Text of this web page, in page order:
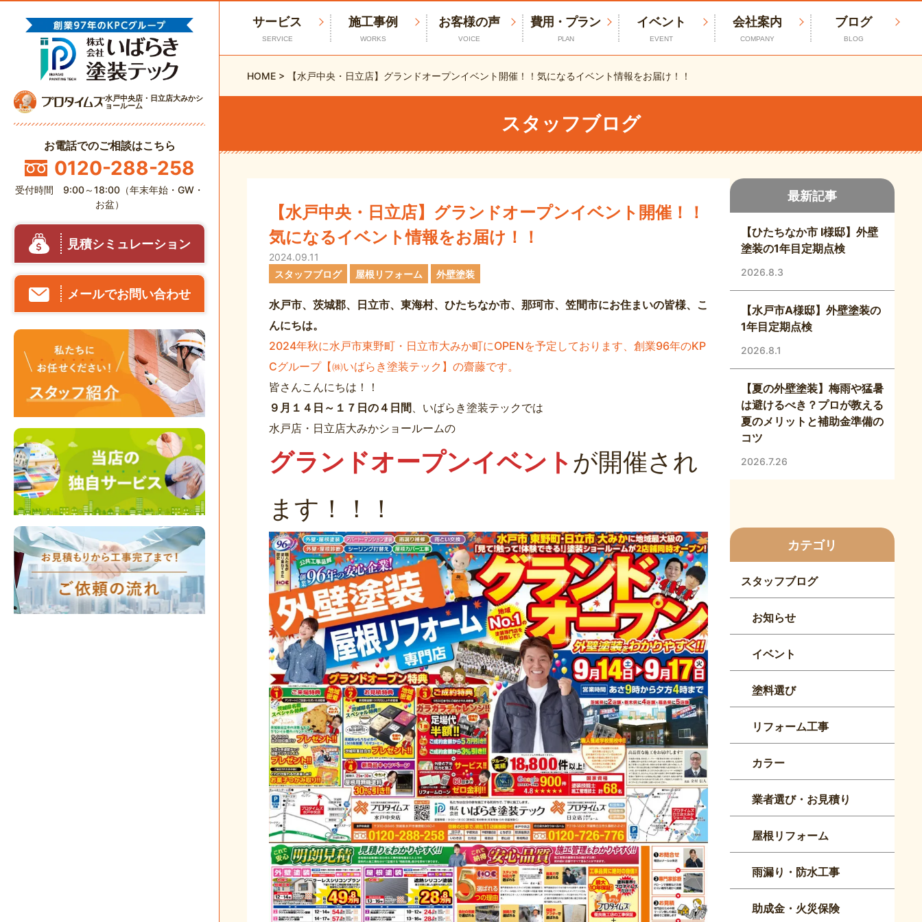
水戸中央店・日立店大みかシ
ョールーム
お電話でのご相談はこちら
0120-288-258
受付時間 9:00～18:00（年末年始・GW・
お盆）
見積シミュレーション
メールでお問い合わせ
サービス
SERVICE
施工事例
WORKS
お客様の声
VOICE
費用・プラン
PLAN
イベント
EVENT
会社案内
COMPANY
ブログ
BLOG
HOME > 【水戸中央・日立店】グランドオープンイベント開催！！気になるイベント情報をお届け！！
スタッフブログ
【水戸中央・日立店】グランドオープンイベント開催！！
気になるイベント情報をお届け！！
2024.09.11
スタッフブログ
屋根リフォーム 外壁塗装
水戸市、茨城郡、日立市、東海村、ひたちなか市、那珂市、笠間市にお住まいの皆様、こ
んにちは。
2024年秋に水戸市東野町・日立市大みか町にOPENを予定しております、創業96年のKP
Cグループ【㈱いばらき塗装テック】の齋藤です。
皆さんこんにちは！！
９月１４日～１７日の４日間 、いばらき塗装テックでは
水戸店・日立店大みかショールームの
グランドオープンイベント が開催され
ます！！！
最新記事
【ひたちなか市 I様邸】外壁
塗装の1年目定期点検
2026.8.3
【水戸市A様邸】外壁塗装の
1年目定期点検
2026.8.1
【夏の外壁塗装】梅雨や猛暑
は避けるべき？プロが教える
夏のメリットと補助金準備の
コツ
2026.7.26
カテゴリ
スタッフブログ
お知らせ
イベント
塗料選び
リフォーム工事
カラー
業者選び・お見積り
屋根リフォーム
雨漏り・防水工事
助成金・火災保険